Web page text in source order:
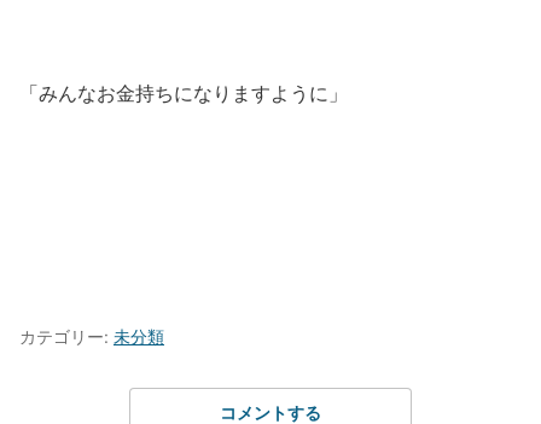
「みんなお金持ちになりますように」
カテゴリー: 未分類
コメントする